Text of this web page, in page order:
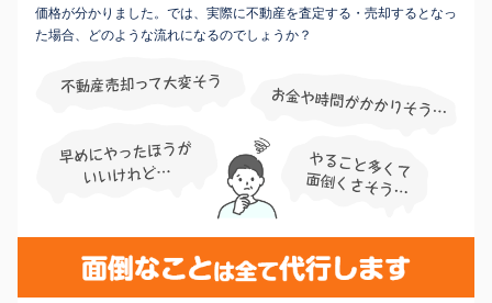
価格が分かりました。では、実際に不動産を査定する・売却するとなっ
た場合、どのような流れになるのでしょうか？